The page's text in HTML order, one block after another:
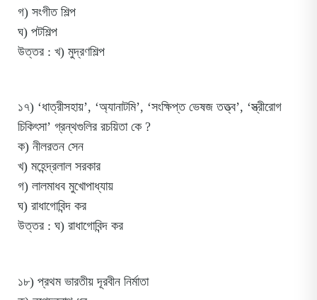
গ) সংগীত শিল্প
ঘ) পটশিল্প
উত্তর : খ) মুদ্রণশিল্প
১৭) ‘ধাত্রীসহায়’, ‘অ্যানাটমি’, ‘সংক্ষিপ্ত ভেষজ তত্ত্ব’, ‘স্ত্রীরোগ
চিকিৎসা’ গ্রন্থগুলির রচয়িতা কে ?
ক) নীলরতন সেন
খ) মহেন্দ্রলাল সরকার
গ) লালমাধব মুখোপাধ্যায়
ঘ) রাধাগোবিন্দ কর
উত্তর : ঘ) রাধাগোবিন্দ কর
১৮) প্রথম ভারতীয় দূরবীন নির্মাতা